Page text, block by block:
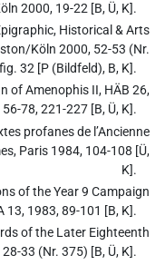
2000, 19-22 [B, Ü, K].
Historical & Arts
Köln 2000, 52-53 (Nr.
32 [P (Bildfeld), B, K].
of Amenophis II, HÄB 26,
78, 221-227 [B, Ü, K].
profanes de l’Ancienne
Paris 1984, 104-108 [Ü,
K].
of the Year 9 Campaign
13, 1983, 89-101 [B, K].
of the Later Eighteenth
33 (Nr. 375) [B, Ü, K].